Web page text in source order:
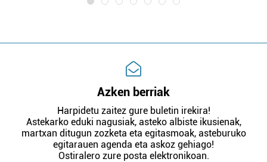
Azken berriak
Harpidetu zaitez gure buletin irekira!
Astekarko eduki nagusiak, asteko albiste ikusienak,
martxan ditugun zozketa eta egitasmoak, asteburuko
egitarauen agenda eta askoz gehiago!
Ostiralero zure posta elektronikoan.